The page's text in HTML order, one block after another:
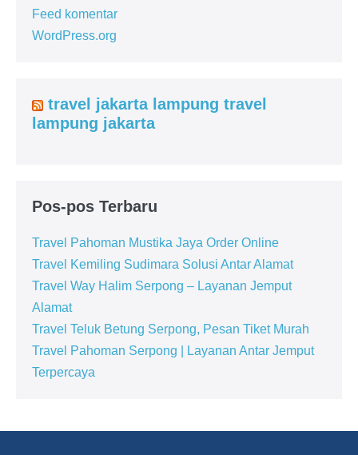
Feed komentar
WordPress.org
travel jakarta lampung travel
lampung jakarta
Pos-pos Terbaru
Travel Pahoman Mustika Jaya Order Online
Travel Kemiling Sudimara Solusi Antar Alamat
Travel Way Halim Serpong – Layanan Jemput
Alamat
Travel Teluk Betung Serpong, Pesan Tiket Murah
Travel Pahoman Serpong | Layanan Antar Jemput
Terpercaya